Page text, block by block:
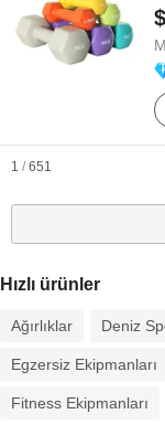
1 / 651
Hızlı ürünler
Ağırlıklar Deniz
Egzersiz Ekipmanları
Fitness Ekipmanları